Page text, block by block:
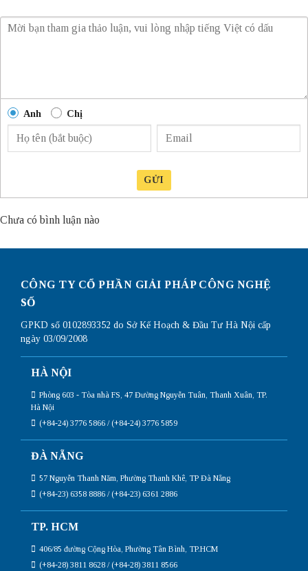
Anh Chị
GỬI
Chưa có bình luận nào
CÔNG TY CỔ PHẦN GIẢI PHÁP CÔNG NGHỆ
SỐ
GPKD số 0102893352 do Sở Kế Hoạch & Đầu Tư Hà Nội cấp
ngày 03/09/2008
HÀ NỘI
Phòng 603 - Tòa nhà FS, 47 Đường Nguyễn Tuân, Thanh Xuân, TP.
Hà Nội
(+84-24) 3776 5866 / (+84-24) 3776 5859
ĐÀ NẴNG
57 Nguyễn Thanh Năm, Phường Thanh Khê, TP Đà Nẵng
(+84-23) 6358 8886 / (+84-23) 6361 2886
TP. HCM
406/85 đường Cộng Hòa, Phường Tân Bình, TP.HCM
(+84-28) 3811 8628 / (+84-28) 3811 8566